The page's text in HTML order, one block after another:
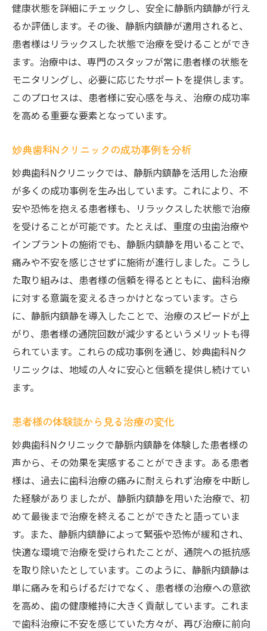
健康状態を詳細にチェックし、安全に静脈内鎮静が行え
るか評価します。その後、静脈内鎮静が適用されると、
患者様はリラックスした状態で治療を受けることができ
ます。治療中は、専門のスタッフが常に患者様の状態を
モニタリングし、必要に応じたサポートを提供します。
このプロセスは、患者様に安心感を与え、治療の成功率
を高める重要な要素となっています。
妙典歯科Nクリニックの成功事例を分析
妙典歯科Nクリニックでは、静脈内鎮静を活用した治療
が多くの成功事例を生み出しています。これにより、不
安や恐怖を抱える患者様も、リラックスした状態で治療
を受けることが可能です。たとえば、重度の虫歯治療や
インプラントの施術でも、静脈内鎮静を用いることで、
痛みや不安を感じさせずに施術が進行しました。こうし
た取り組みは、患者様の信頼を得るとともに、歯科治療
に対する意識を変えるきっかけとなっています。さら
に、静脈内鎮静を導入したことで、治療のスピードが上
がり、患者様の通院回数が減少するというメリットも得
られています。これらの成功事例を通じ、妙典歯科Nク
リニックは、地域の人々に安心と信頼を提供し続けてい
ます。
患者様の体験談から見る治療の変化
妙典歯科Nクリニックで静脈内鎮静を体験した患者様の
声から、その効果を実感することができます。ある患者
様は、過去に歯科治療の痛みに耐えられず治療を中断し
た経験がありましたが、静脈内鎮静を用いた治療で、初
めて最後まで治療を終えることができたと語っていま
す。また、静脈内鎮静によって緊張や恐怖が緩和され、
快適な環境で治療を受けられたことが、通院への抵抗感
を取り除いたとしています。このように、静脈内鎮静は
単に痛みを和らげるだけでなく、患者様の治療への意欲
を高め、歯の健康維持に大きく貢献しています。これま
で歯科治療に不安を感じていた方々が、再び治療に前向